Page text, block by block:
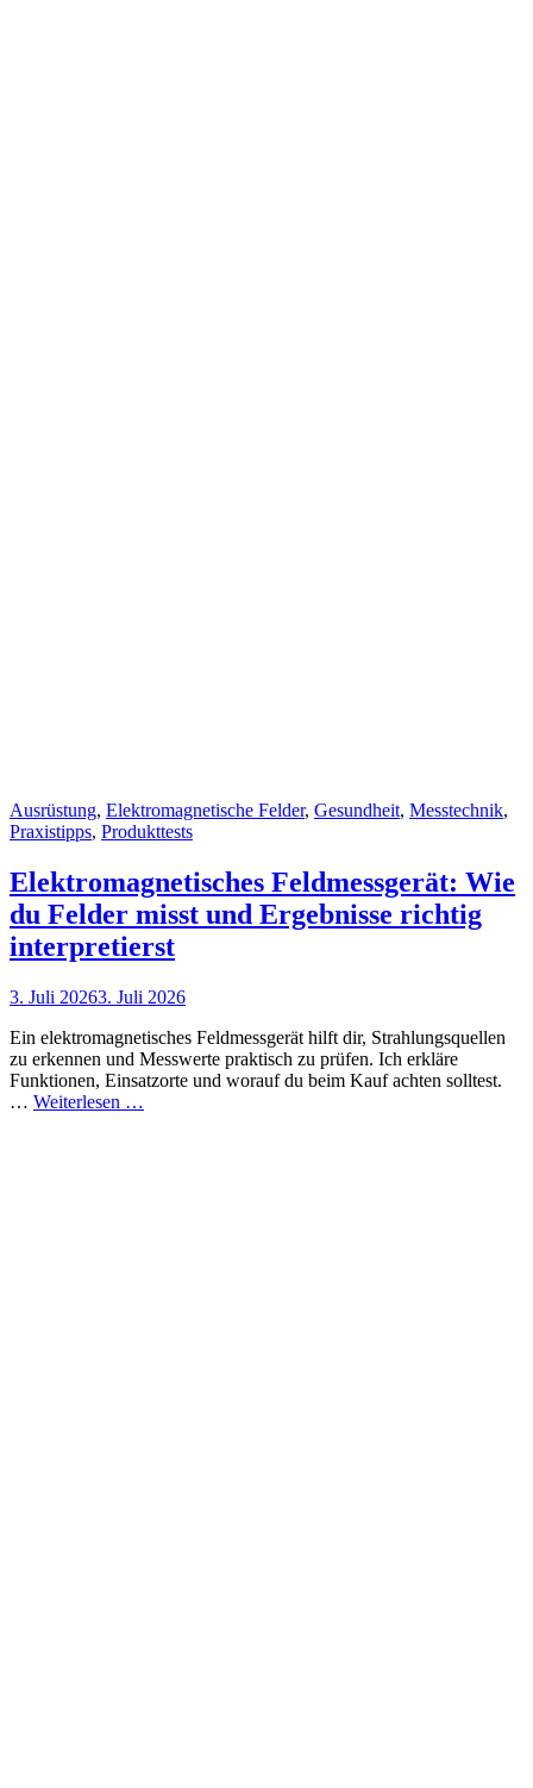
Cat
Links
Ausrüstung, Elektromagnetische Felder, Gesundheit, Messtechnik,
Praxistipps, Produkttests
Elektromagnetisches Feldmessgerät: Wie
du Felder misst und Ergebnisse richtig
interpretierst
Posted
3. Juli 20263. Juli 2026
Ein elektromagnetisches Feldmessgerät hilft dir, Strahlungsquellen
zu erkennen und Messwerte praktisch zu prüfen. Ich erkläre
Funktionen, Einsatzorte und worauf du beim Kauf achten solltest.
… Weiterlesen …